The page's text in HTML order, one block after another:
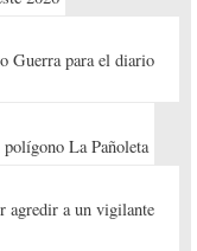
Guerra para el diario
La Pañoleta
agredir a un vigilante